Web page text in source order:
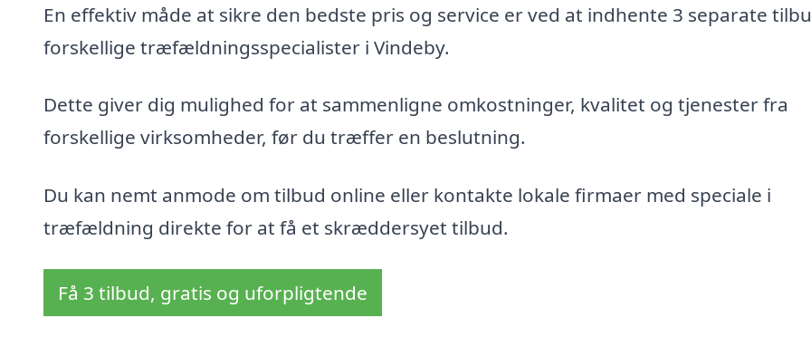
En effektiv måde at sikre den bedste pris og service er ved at indhente 3 separate
forskellige træfældningsspecialister i Vindeby.
Dette giver dig mulighed for at sammenligne omkostninger, kvalitet og tjenester fra
forskellige virksomheder, før du træffer en beslutning.
Du kan nemt anmode om tilbud online eller kontakte lokale firmaer med speciale i
træfældning direkte for at få et skræddersyet tilbud.
Få 3 tilbud, gratis og uforpligtende